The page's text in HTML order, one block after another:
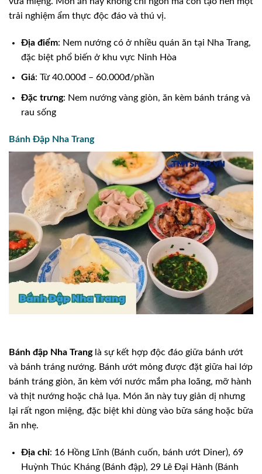
trải nghiệm ẩm thực độc đáo và thú vị.
Địa điểm: Nem nướng có ở nhiều quán ăn tại Nha Trang,
đặc biệt phổ biến ở khu vực Ninh Hòa
Giá: Từ 40.000đ – 60.000đ/phần
Đặc trưng: Nem nướng vàng giòn, ăn kèm bánh tráng và
rau sống
Bánh Đập Nha Trang
Bánh đập Nha Tranglà sự kết hợp độc đáo giữa bánh ướt
và bánh tráng nướng. Bánh ướt mỏng được đặt giữa hai lớp
bánh tráng giòn, ăn kèm với nước mắm pha loãng, mỡ hành
và thịt nướng hoặc chả lụa. Món ăn này tuy giản dị nhưng
lại rất ngon miệng, đặc biệt khi dùng vào bữa sáng hoặc bữa
ăn nhẹ.
Địa chỉ: 16 Hồng Lĩnh (Bánh cuốn, bánh ướt Diner), 69
Huỳnh Thúc Kháng (Bánh đập), 29 Lê Đại Hành (Bánh